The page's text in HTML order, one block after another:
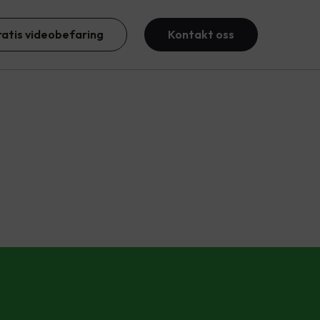
videobefaring Kontakt oss